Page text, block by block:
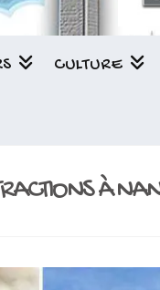
CULTURE
À